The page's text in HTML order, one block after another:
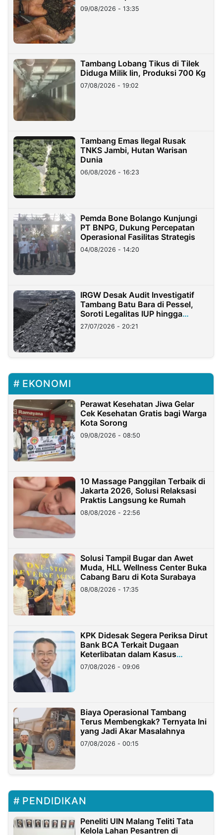
09/08/2026 - 13:35
Tambang Lobang Tikus di Tilek
Diduga Milik Iin, Produksi 700 Kg
07/08/2026 - 19:02
Tambang Emas Ilegal Rusak
TNKS Jambi, Hutan Warisan
Dunia
06/08/2026 - 16:23
Pemda Bone Bolango Kunjungi
PT BNPG, Dukung Percepatan
Operasional Fasilitas Strategis
04/08/2026 - 14:20
IRGW Desak Audit Investigatif
Tambang Batu Bara di Pessel,
Soroti Legalitas IUP hingga
Stockpile
27/07/2026 - 20:21
EKONOMI
Perawat Kesehatan Jiwa Gelar
Cek Kesehatan Gratis bagi Warga
Kota Sorong
09/08/2026 - 08:50
10 Massage Panggilan Terbaik di
Jakarta 2026, Solusi Relaksasi
Praktis Langsung ke Rumah
08/08/2026 - 22:56
Solusi Tampil Bugar dan Awet
Muda, HLL Wellness Center Buka
Cabang Baru di Kota Surabaya
08/08/2026 - 17:35
KPK Didesak Segera Periksa Dirut
Bank BCA Terkait Dugaan
Keterlibatan dalam Kasus
Hilangnya Dana Nasabah Rp2,58
Miliar
07/08/2026 - 09:06
Biaya Operasional Tambang
Terus Membengkak? Ternyata Ini
yang Jadi Akar Masalahnya
07/08/2026 - 00:15
PENDIDIKAN
Peneliti UIN Malang Teliti Tata
Kelola Lahan Pesantren di